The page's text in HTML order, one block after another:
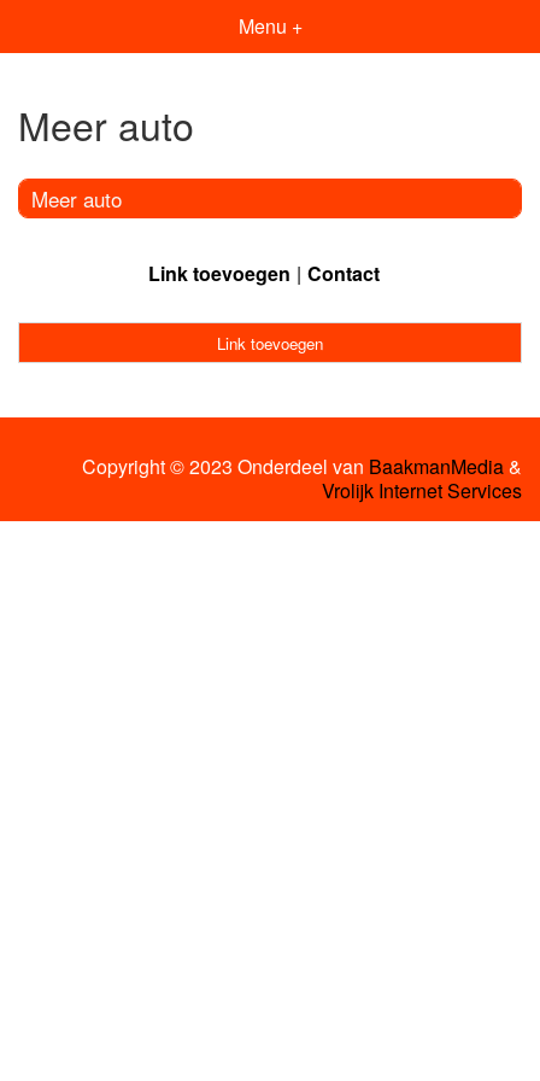
Menu +
Meer auto
Meer auto
Link toevoegen Contact
Link toevoegen
Copyright © 2023 Onderdeel van BaakmanMedia&
Vrolijk Internet Services